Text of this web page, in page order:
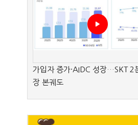
가입자 증가·AIDC 성장…SKT 2
장 본궤도